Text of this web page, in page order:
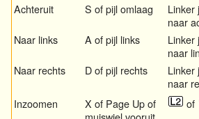
Achteruit
S of pijl omlaag
Linker
naar
Naar links
A of pijl links
Linker
naar
Naar rechts
D of pijl rechts
Linker
naar
Inzoomen
X of Page Up of
of